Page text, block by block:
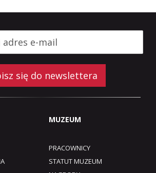
się do newslettera
MUZEUM
PRACOWNICY
STATUT MUZEUM